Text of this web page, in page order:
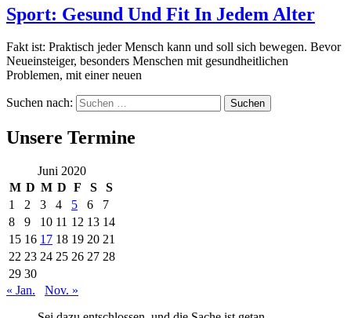
Sport: Gesund Und Fit In Jedem Alter
Fakt ist: Praktisch jeder Mensch kann und soll sich bewegen. Bevor
Neueinsteiger, besonders Menschen mit gesundheitlichen
Problemen, mit einer neuen
Suchen nach: Suchen
Unsere Termine
Juni 2020
M D M D F S
S
1
2 3 4 5 6
7
8
9 10 11 12 13 14
15 16 17 18 19 20 21
22 23 24 25 26 27 28
29 30
« Jan.
Nov. »